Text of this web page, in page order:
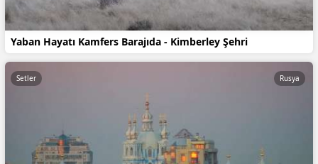
Yaban Hayatı Kamfers Barajıda - Kimberley Şehri
Setler Rusya